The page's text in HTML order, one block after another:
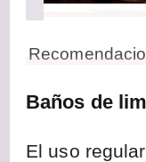
Baños de
El uso